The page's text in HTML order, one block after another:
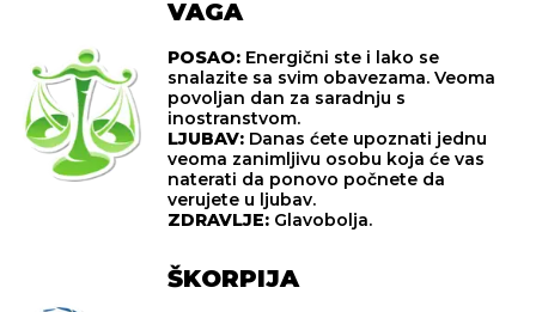
VAGA
POSAO: Energični ste i lako se
snalazite sa svim obavezama. Veoma
povoljan dan za saradnju s
inostranstvom.
LJUBAV: Danas ćete upoznati jednu
veoma zanimljivu osobu koja će vas
naterati da ponovo počnete da
verujete u ljubav.
ZDRAVLJE: Glavobolja.
ŠKORPIJA